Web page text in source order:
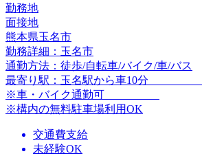
勤務地
面接地
熊本県玉名市
勤務詳細：玉名市
通勤方法：徒歩/自転車/バイク/車/バス
最寄り駅：玉名駅から車10分
※車・バイク通勤可
※構内の無料駐車場利用OK
交通費支給
未経験OK